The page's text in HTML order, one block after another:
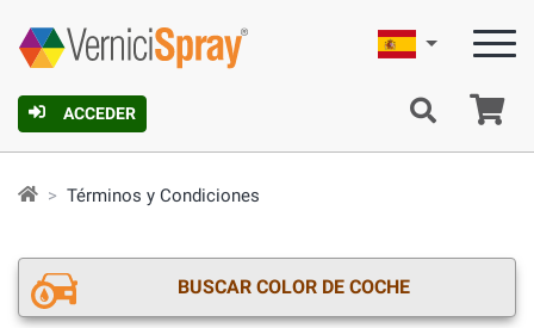
ACCEDER
Español
Términos y Condiciones
BUSCAR COLOR DE COCHE